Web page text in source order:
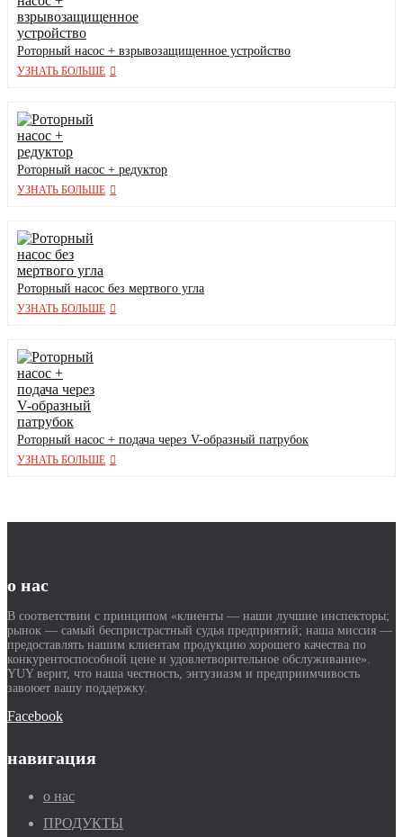
Роторный насос + взрывозащищенное устройство
УЗНАТЬ БОЛЬШЕ
Роторный насос + редуктор
УЗНАТЬ БОЛЬШЕ
Роторный насос без мертвого угла
УЗНАТЬ БОЛЬШЕ
Роторный насос + подача через V-образный патрубок
УЗНАТЬ БОЛЬШЕ
о нас
В соответствии с принципом «клиенты — наши лучшие инспекторы;
рынок — самый беспристрастный судья предприятий; наша миссия —
предоставлять нашим клиентам продукцию хорошего качества по
конкурентоспособной цене и удовлетворительное обслуживание».
YUY верит, что наша честность, энтузиазм и предприимчивость
завоюет вашу поддержку.
Facebook
навигация
о нас
ПРОДУКТЫ